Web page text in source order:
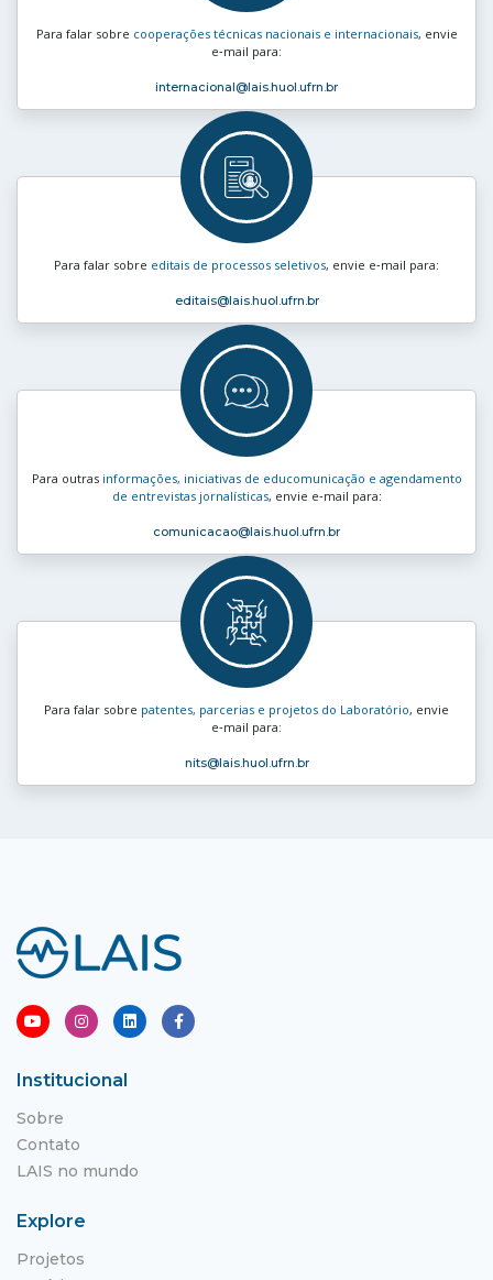
Para falar sobre cooperações técnicas nacionais e internacionais, envie
e‑mail para:
internacional@lais.huol.ufrn.br
Para falar sobre editais de processos seletivos, envie e‑mail para:
editais@lais.huol.ufrn.br
Para outras informações, iniciativas de educomunicação e agendamento
de entrevistas jornalísticas, envie e‑mail para:
comunicacao@lais.huol.ufrn.br
Para falar sobre patentes, parcerias e projetos do Laboratório, envie
e‑mail para:
nits@lais.huol.ufrn.br
Institucional
Sobre
Contato
LAIS no mundo
Explore
Projetos